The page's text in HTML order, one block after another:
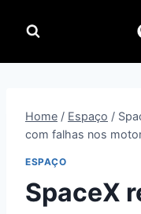
para
Home / Espaço /
com falhas nos
ESPAÇO
SpaceX